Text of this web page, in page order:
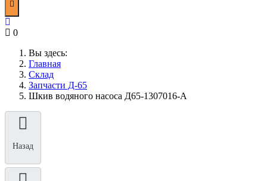
0
Вы здесь:
Главная
Склад
Запчасти Д-65
Шкив водяного насоса Д65-1307016-А
Назад